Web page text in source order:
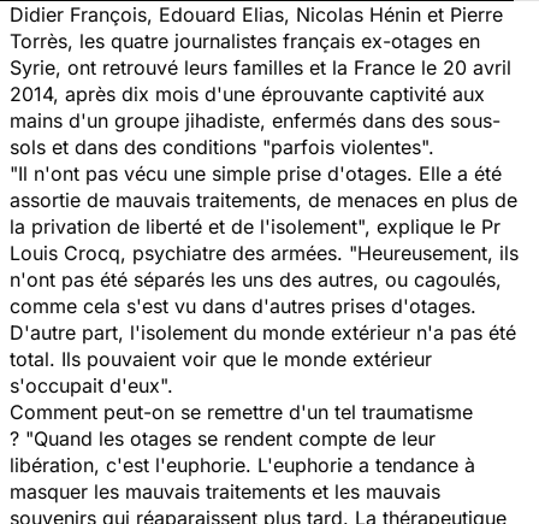
Didier François, Edouard Elias, Nicolas Hénin et Pierre
Torrès, les quatre journalistes français ex-otages en
Syrie, ont retrouvé leurs familles et la France le 20 avril
2014, après dix mois d'une éprouvante captivité aux
mains d'un groupe jihadiste, enfermés dans des sous-
sols et dans des conditions "parfois violentes".
"Il n'ont pas vécu une simple prise d'otages. Elle a été
assortie de mauvais traitements, de menaces en plus de
la privation de liberté et de l'isolement", explique le Pr
Louis Crocq, psychiatre des armées. "Heureusement, ils
n'ont pas été séparés les uns des autres, ou cagoulés,
comme cela s'est vu dans d'autres prises d'otages.
D'autre part, l'isolement du monde extérieur n'a pas été
total. Ils pouvaient voir que le monde extérieur
s'occupait d'eux".
Comment peut-on se remettre d'un tel traumatisme
? "Quand les otages se rendent compte de leur
libération, c'est l'euphorie. L'euphorie a tendance à
masquer les mauvais traitements et les mauvais
souvenirs qui réaparaissent plus tard. La thérapeutique